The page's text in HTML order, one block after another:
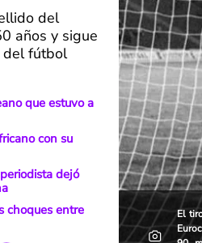
del
años y sigue
del fútbol
que estuvo a
con su
dejó
choques entre
El